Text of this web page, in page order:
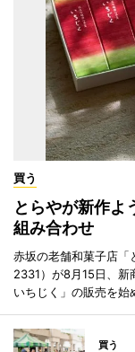
買う
とらやが新作
組み合わせ
赤坂の老舗和菓子店
2331）が8月15日、新
いちじく」の販売を始
買う